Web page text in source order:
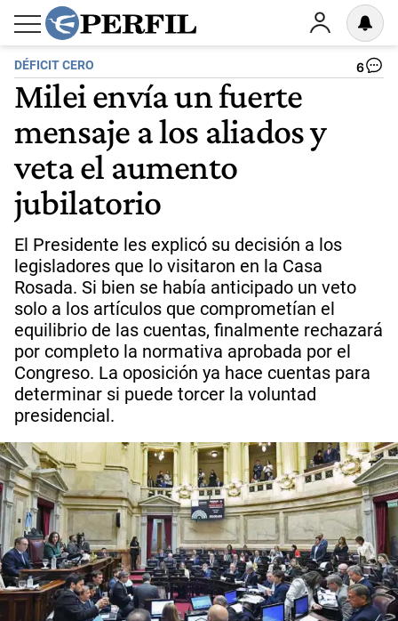
DÉFICIT CERO 6
Milei envía un fuerte
mensaje a los aliados y
veta el aumento
jubilatorio
El Presidente les explicó su decisión a los
legisladores que lo visitaron en la Casa
Rosada. Si bien se había anticipado un veto
solo a los artículos que comprometían el
equilibrio de las cuentas, finalmente rechazará
por completo la normativa aprobada por el
Congreso. La oposición ya hace cuentas para
determinar si puede torcer la voluntad
presidencial.